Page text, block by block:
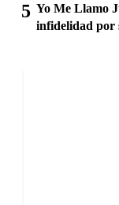
Yo Me Llamo
infidelidad por